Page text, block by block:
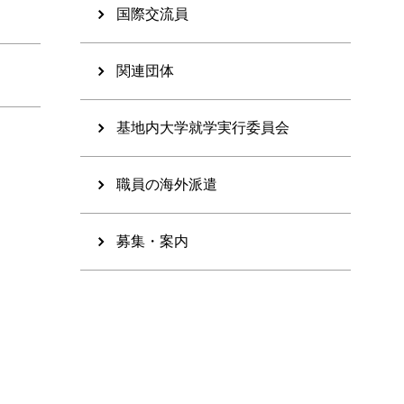
国際交流員
関連団体
基地内大学就学実行委員会
職員の海外派遣
募集・案内